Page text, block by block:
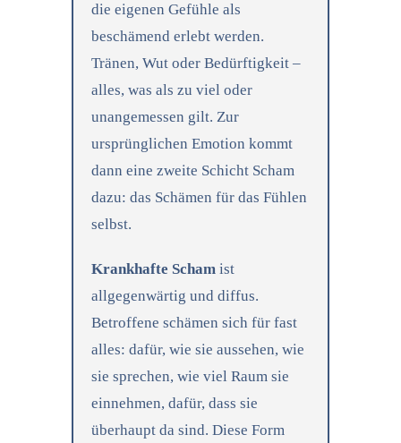
die eigenen Gefühle als
beschämend erlebt werden.
Tränen, Wut oder Bedürftigkeit –
alles, was als zu viel oder
unangemessen gilt. Zur
ursprünglichen Emotion kommt
dann eine zweite Schicht Scham
dazu: das Schämen für das Fühlen
selbst.
Krankhafte Schamist
allgegenwärtig und diffus.
Betroffene schämen sich für fast
alles: dafür, wie sie aussehen, wie
sie sprechen, wie viel Raum sie
einnehmen, dafür, dass sie
überhaupt da sind. Diese Form